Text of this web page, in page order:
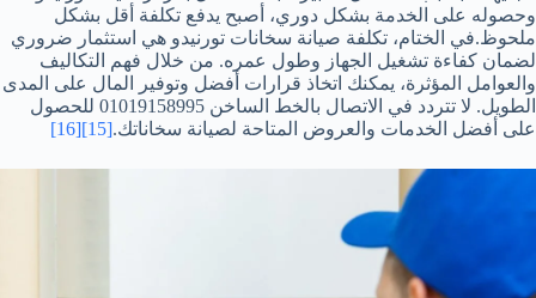
وحصوله على الخدمة بشكل دوري، أصبح يدفع تكلفة أقل بشكل
ملحوظ.في الختام، تكلفة صيانة سخانات تورنيدو هي استثمار ضروري
لضمان كفاءة تشغيل الجهاز وطول عمره. من خلال فهم التكاليف
والعوامل المؤثرة، يمكنك اتخاذ قرارات أفضل وتوفير المال على المدى
الطويل. لا تتردد في الاتصال بالخط الساخن 01019158995 للحصول
على أفضل الخدمات والعروض المتاحة لصيانة سخاناتك.[15]
[16]